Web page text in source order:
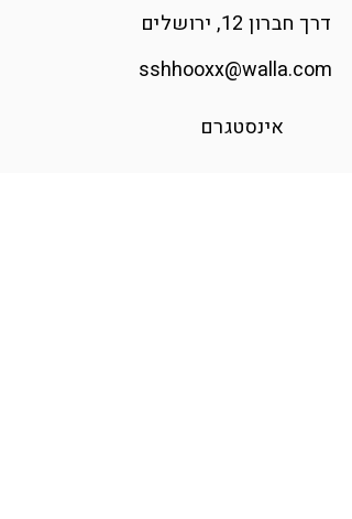
דרך חברון 12, ירושלים
sshhooxx@walla.com
אינסטגרם